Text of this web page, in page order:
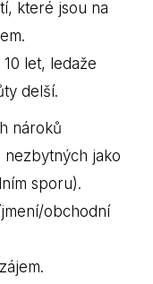
které jsou na
let, ledaže
delší.
nároků
nezbytných jako
sporu).
obchodní